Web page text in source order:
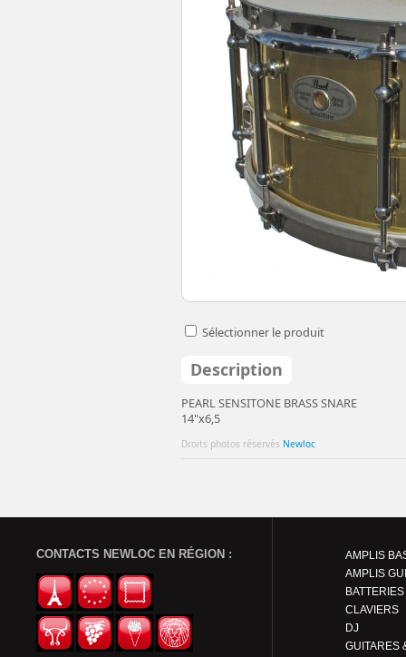
Sélectionner le produit
Description
PEARL SENSITONE BRASS SNARE
14"x6,5
Droits photos réservés Newloc
CONTACTS NEWLOC EN RÉGION :
AMPLIS
AMPLIS
BATTERIES
CLAVIERS
DJ